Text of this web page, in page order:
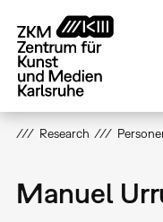
zum
Inhalt
Research
Manuel